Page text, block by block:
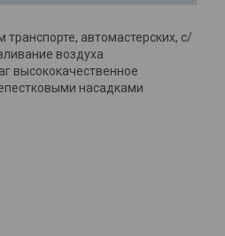
автомастерских, с/
воздуха
высококачественное
насадками